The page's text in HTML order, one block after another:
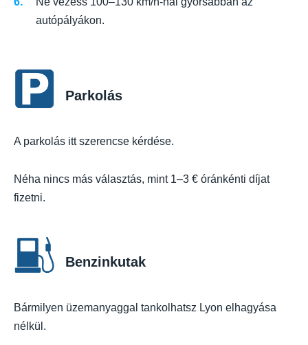
autópályákon.
Parkolás
A parkolás itt szerencse kérdése.
Néha nincs más választás, mint 1–3 € óránkénti díjat
fizetni.
Benzinkutak
Bármilyen üzemanyaggal tankolhatsz Lyon elhagyása
nélkül.